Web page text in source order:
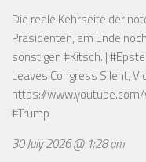
Die reale Kehrseite der
Präsidenten, am Ende
sonstigen #Kitsch. |
Leaves Congress Silent,
https://
#Trump
30 July 2026 @ 1:28 am